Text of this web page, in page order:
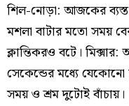
শিল-নোড়া: আজকের ব্যস্ত
মশলা বাটার মতো সময়
ক্লান্তিকরও বটে।
সেকেন্ডের মধ্যে
সময় ও শ্রম দুটোই বাঁচায়।